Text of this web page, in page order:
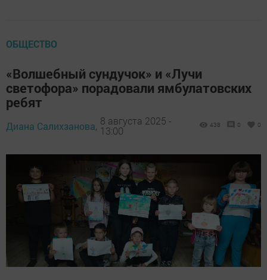
ОБЩЕСТВО
«Волшебный сундучок» и «Лучи
светофора» порадовали ямбулатовских
ребят
Диана Салихзанова, 8 августа 2025 -
13:00
438 0 0